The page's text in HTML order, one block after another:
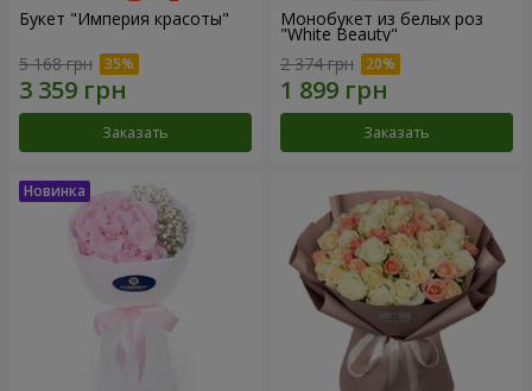
Букет "Империя красоты"
5 168 грн
Заказать
Монобукет из белых роз
"White Beauty"
2 374 грн
Заказать